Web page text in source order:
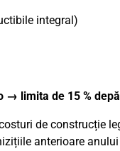
integral)
→ limita de 15 %
de construcție
anterioare